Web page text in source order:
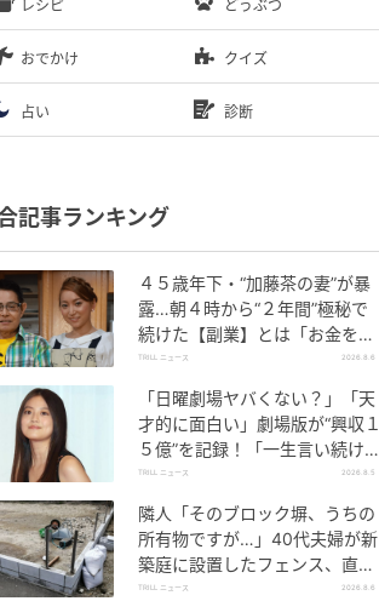
レシピ どうぶつ
おでかけ クイズ
占い 診断
記事ランキング
４５歳年下・“加藤茶の妻”が暴
露…朝４時から“２年間”極秘で
続けた【副業】とは「お金を稼
ぐのって大変」
TRILL ニュース 2026.8.6
「日曜劇場ヤバくない？」「天
才的に面白い」劇場版が“興収１
５億”を記録！「一生言い続け
る」放送後も続く“切望の声”
TRILL ニュース 2026.8.5
隣人「そのブロック塀、うちの
所有物ですが…」40代夫婦が新
築庭に設置したフェンス、直後
に迫られた"顛末"
TRILL ニュース 2026.8.6